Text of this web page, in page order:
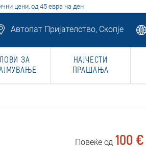
цени, од 45 евра на ден
Автопат Пријателство, Скопје
ЗА
НАЈЧЕСТИ
ПРАШАЊА
Повеќе од 100 €